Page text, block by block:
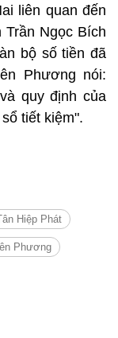
liên quan đến
Trần Ngọc Bích
bộ số tiền đã
Phương nói:
quy định của
tiết kiệm".
Hiệp Phát
Phương